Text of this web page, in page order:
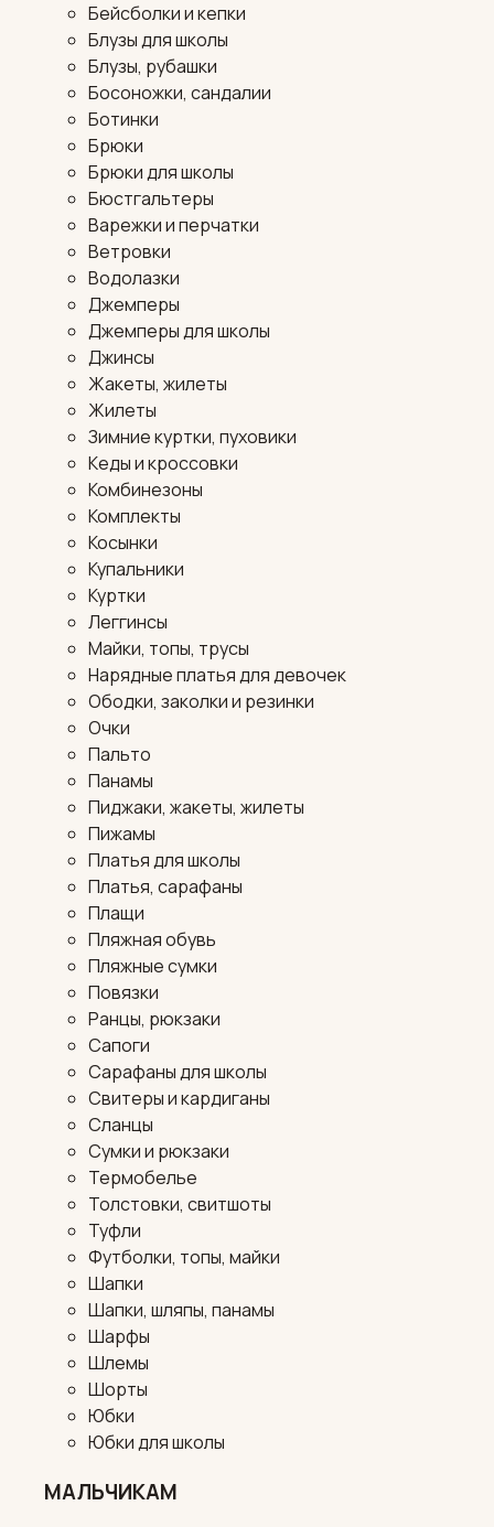
Бейсболки и кепки
Блузы для школы
Блузы, рубашки
Босоножки, сандалии
Ботинки
Брюки
Брюки для школы
Бюстгальтеры
Варежки и перчатки
Ветровки
Водолазки
Джемперы
Джемперы для школы
Джинсы
Жакеты, жилеты
Жилеты
Зимние куртки, пуховики
Кеды и кроссовки
Комбинезоны
Комплекты
Косынки
Купальники
Куртки
Леггинсы
Майки, топы, трусы
Нарядные платья для девочек
Ободки, заколки и резинки
Очки
Пальто
Панамы
Пиджаки, жакеты, жилеты
Пижамы
Платья для школы
Платья, сарафаны
Плащи
Пляжная обувь
Пляжные сумки
Повязки
Ранцы, рюкзаки
Сапоги
Сарафаны для школы
Свитеры и кардиганы
Сланцы
Сумки и рюкзаки
Термобелье
Толстовки, свитшоты
Туфли
Футболки, топы, майки
Шапки
Шапки, шляпы, панамы
Шарфы
Шлемы
Шорты
Юбки
Юбки для школы
МАЛЬЧИКАМ